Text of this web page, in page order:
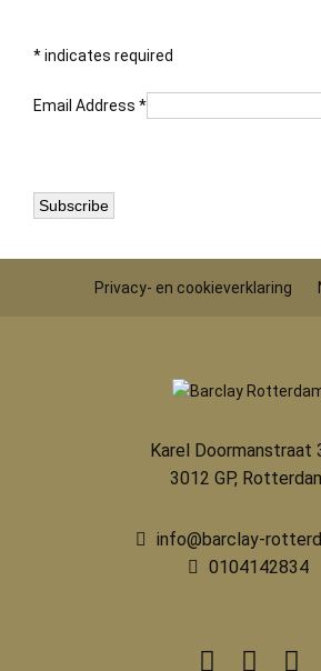
*indicates required
Email Address *
Privacy- en cookieverklaring
Karel Doormanstraat
3012 GP,
info@barclay-
0104142834